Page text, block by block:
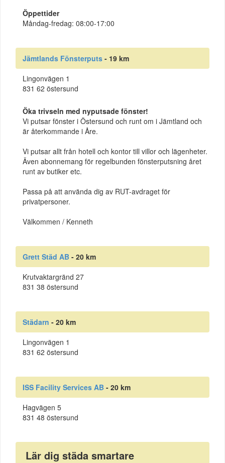
Öppettider
Måndag-fredag: 08:00-17:00
Jämtlands Fönsterputs - 19 km
Lingonvägen 1
831 62 östersund
Öka trivseln med nyputsade fönster!
Vi putsar fönster i Östersund och runt om i Jämtland och
är återkommande i Åre.
Vi putsar allt från hotell och kontor till villor och lägenheter.
Även abonnemang för regelbunden fönsterputsning året
runt av butiker etc.
Passa på att använda dig av RUT-avdraget för
privatpersoner.
Välkommen / Kenneth
Grett Städ AB - 20 km
Krutvaktargränd 27
831 38 östersund
Städarn - 20 km
Lingonvägen 1
831 62 östersund
ISS Facility Services AB - 20 km
Hagvägen 5
831 48 östersund
Lär dig städa smartare